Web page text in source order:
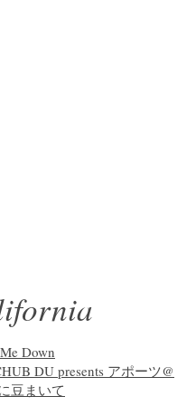
Down
DU presents アポーツ@
豆まいて